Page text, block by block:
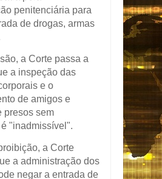
penitenciária para
de drogas, armas
a Corte passa a
a inspeção das
e o
de amigos e
presos sem
"inadmissível".
a Corte
a administração dos
negar a entrada de